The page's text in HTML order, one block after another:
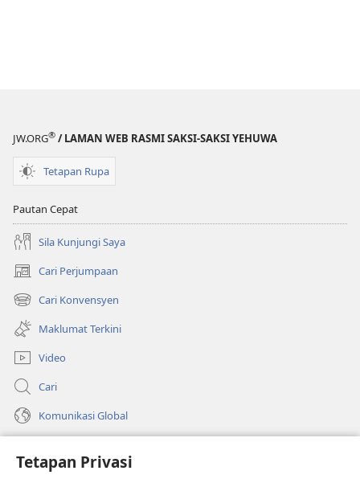
Tetapan Privasi
JW.ORG® / LAMAN WEB RASMI SAKSI-SAKSI YEHUWA
Tetapan Rupa
Pautan Cepat
Sila Kunjungi Saya
Cari Perjumpaan
(membuka
tetingkap
baharu)
Cari Konvensyen
(membuka
tetingkap
baharu)
Maklumat Terkini
Video
Cari
Komunikasi Global